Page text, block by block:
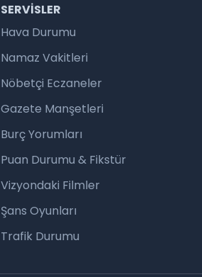
SERVISLER
Hava Durumu
Namaz Vakitleri
Nöbetçi Eczaneler
Gazete Manşetleri
Burç Yorumları
Puan Durumu & Fikstür
Vizyondaki Filmler
Şans Oyunları
Trafik Durumu